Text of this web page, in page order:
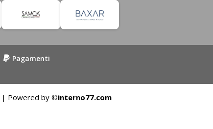
Pagamenti
| Powered by ©interno77.com